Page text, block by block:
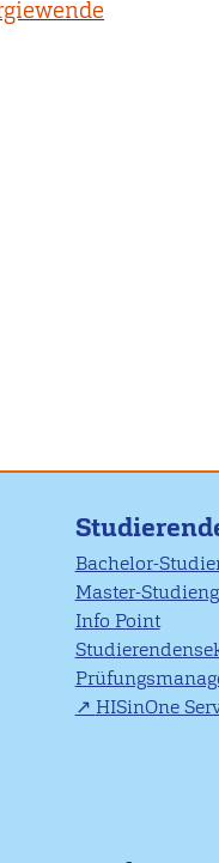
Bachelor-
Master-
Info Point
HISinOne